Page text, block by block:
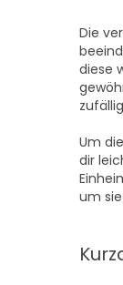
Die
diese
Um
dir
um